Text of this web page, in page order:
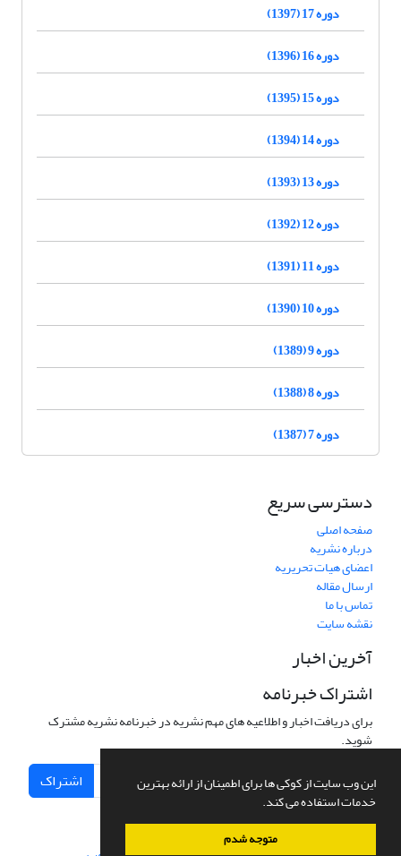
این وب سایت از کوکی ها برای اطمینان از ارائه بهترین
خدمات استفاده می کند.
متوجه شدم
دوره 17 (1397)
دوره 16 (1396)
دوره 15 (1395)
دوره 14 (1394)
دوره 13 (1393)
دوره 12 (1392)
دوره 11 (1391)
دوره 10 (1390)
دوره 9 (1389)
دوره 8 (1388)
دوره 7 (1387)
دسترسی سریع
صفحه اصلی
درباره نشریه
اعضای هیات تحریریه
ارسال مقاله
تماس با ما
نقشه سایت
آخرین اخبار
اشتراک خبرنامه
برای دریافت اخبار و اطلاعیه های مهم نشریه در خبرنامه نشریه مشترک
شوید.
اشتراک